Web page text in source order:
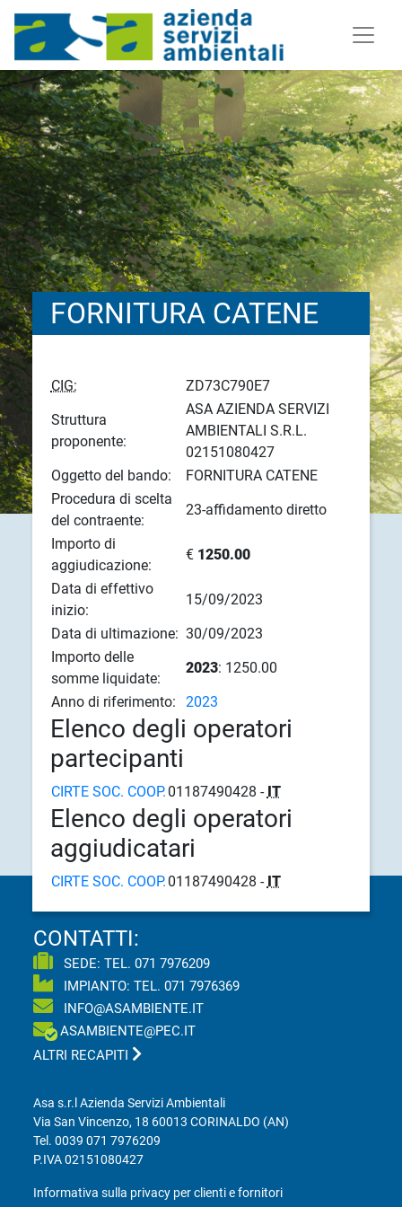
FORNITURA CATENE
CIG:
ZD73C790E7
Struttura
proponente:
ASA AZIENDA SERVIZI
AMBIENTALI S.R.L.
02151080427
Oggetto del bando:
FORNITURA CATENE
Procedura di scelta
del contraente:
23-affidamento diretto
Importo di
aggiudicazione:
€ 1250.00
Data di effettivo
inizio:
15/09/2023
Data di ultimazione: 30/09/2023
Importo delle
somme liquidate:
2023: 1250.00
Anno di riferimento:
2023
Elenco degli operatori
partecipanti
CIRTE SOC. COOP. 01187490428 - IT
Elenco degli operatori
aggiudicatari
CIRTE SOC. COOP. 01187490428 - IT
CONTATTI:
SEDE: TEL.071 7976209
IMPIANTO: TEL.071 7976369
INFO@ASAMBIENTE.IT
ASAMBIENTE@PEC.IT
ALTRI RECAPITI
Asa s.r.l Azienda Servizi Ambientali
Via San Vincenzo, 18 60013 CORINALDO (AN)
Tel.0039 071 7976209
P.IVA 02151080427
Informativa sulla privacy per clienti e fornitori